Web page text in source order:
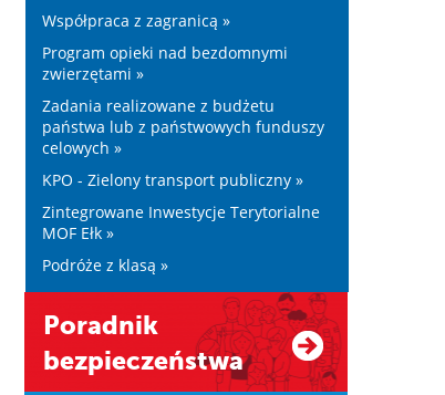
Współpraca z zagranicą »
Program opieki nad bezdomnymi
zwierzętami »
Zadania realizowane z budżetu
państwa lub z państwowych funduszy
celowych »
KPO - Zielony transport publiczny »
Zintegrowane Inwestycje Terytorialne
MOF Ełk »
Podróże z klasą »
Poradnik
bezpieczeństwa